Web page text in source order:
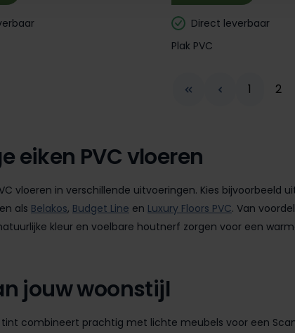
Direct leverbaar
Plak PVC
Pagina
1 2
eiken PVC vloeren
vloeren in verschillende uitvoeringen. Kies bijvoorbeeld
als Belakos, Budget Line en Luxury Floors PVC. Van
kleur en voelbare houtnerf zorgen voor een
jouw woonstijl
tint combineert prachtig met lichte meubels voor een